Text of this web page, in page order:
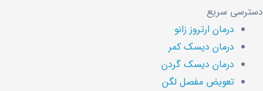
دسترسی سریع
درمان ارتروز زانو
درمان دیسک کمر
درمان دیسک گردن
تعویض مفصل لگن